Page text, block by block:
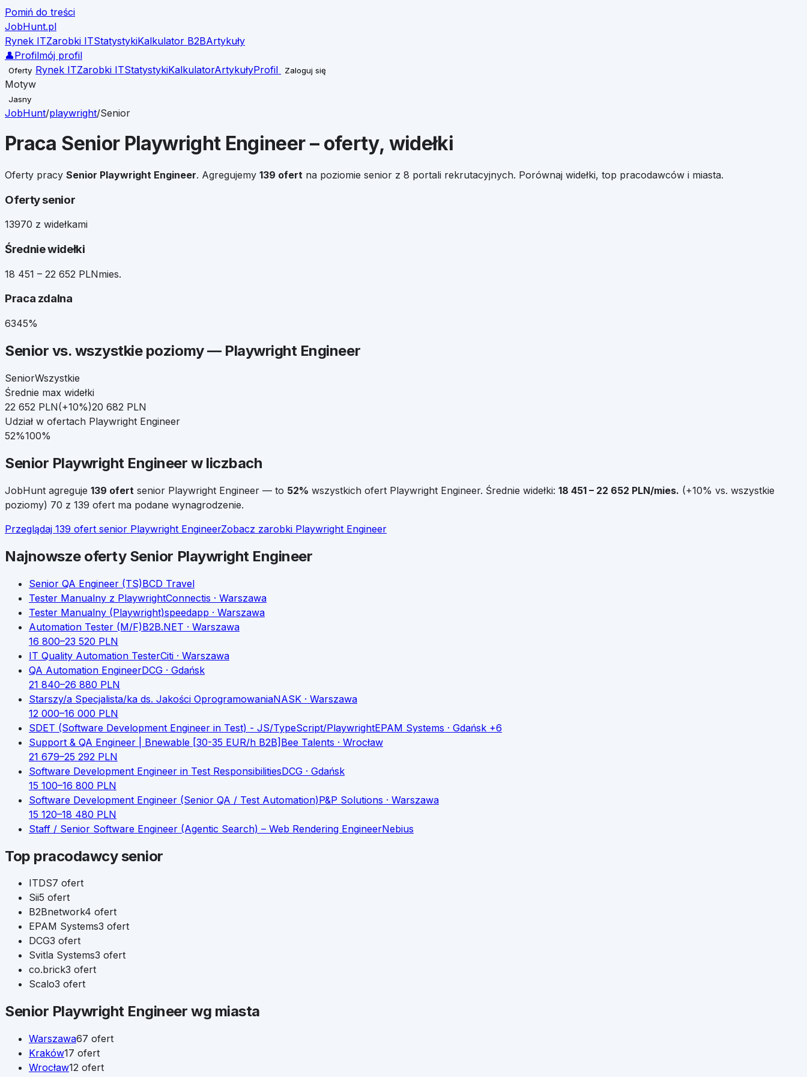
Pomiń do treści
JobHunt.pl
Rynek ITZarobki ITStatystykiKalkulator B2BArtykuły
👤Profilmój profil
Oferty Rynek ITZarobki ITStatystykiKalkulatorArtykułyProfil Zaloguj się
Motyw
Jasny
JobHunt/playwright/Senior
Praca Senior Playwright Engineer– oferty, widełki
Oferty pracy Senior Playwright Engineer. Agregujemy 139 ofert na poziomie senior z 8 portali rekrutacyjnych. Porównaj widełki, top pracodawców i miasta.
Oferty senior
13970 z widełkami
Średnie widełki
18 451 – 22 652 PLNmies.
Praca zdalna
6345%
Senior vs. wszystkie poziomy — Playwright Engineer
SeniorWszystkie
Średnie max widełki
22 652 PLN(+10%)20 682 PLN
Udział w ofertach Playwright Engineer
52%100%
Senior Playwright Engineer w liczbach
JobHunt agreguje 139 ofert senior Playwright Engineer — to 52% wszystkich ofert Playwright Engineer. Średnie widełki: 18 451 – 22 652 PLN/mies. (+10% vs. wszystkie
poziomy) 70 z 139 ofert ma podane wynagrodzenie.
Przeglądaj 139 ofert senior Playwright EngineerZobacz zarobki Playwright Engineer
Najnowsze oferty Senior Playwright Engineer
Senior QA Engineer (TS)BCD Travel
Tester Manualny z PlaywrightConnectis · Warszawa
Tester Manualny (Playwright)speedapp · Warszawa
Automation Tester (M/F)B2B.NET · Warszawa
16 800–23 520 PLN
IT Quality Automation TesterCiti · Warszawa
QA Automation EngineerDCG · Gdańsk
21 840–26 880 PLN
Starszy/a Specjalista/ka ds. Jakości OprogramowaniaNASK · Warszawa
12 000–16 000 PLN
SDET (Software Development Engineer in Test) - JS/TypeScript/PlaywrightEPAM Systems · Gdańsk +6
Support & QA Engineer | Bnewable [30-35 EUR/h B2B] Bee Talents · Wrocław
21 679–25 292 PLN
Software Development Engineer in Test ResponsibilitiesDCG · Gdańsk
15 100–16 800 PLN
Software Development Engineer (Senior QA / Test Automation)P&P Solutions · Warszawa
15 120–18 480 PLN
Staff / Senior Software Engineer (Agentic Search) – Web Rendering EngineerNebius
Top pracodawcysenior
ITDS7 ofert
Sii5 ofert
B2Bnetwork4 ofert
EPAM Systems3 ofert
DCG3 ofert
Svitla Systems3 ofert
co.brick3 ofert
Scalo3 ofert
Senior Playwright Engineer wg miasta
Warszawa67 ofert
Kraków17 ofert
Wrocław12 ofert